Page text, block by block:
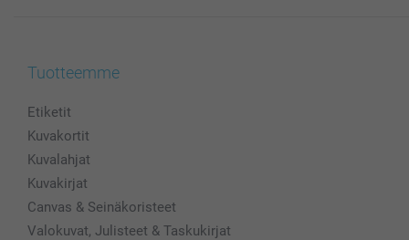
Tuotteemme
Etiketit
Kuvakortit
Kuvalahjat
Kuvakirjat
Canvas & Seinäkoristeet
Valokuvat, Julisteet & Taskukirjat